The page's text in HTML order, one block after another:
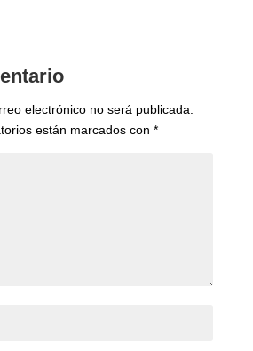
electrónico no será publicada.
están marcados con *